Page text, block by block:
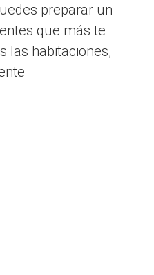
preparar un
que más te
las habitaciones,